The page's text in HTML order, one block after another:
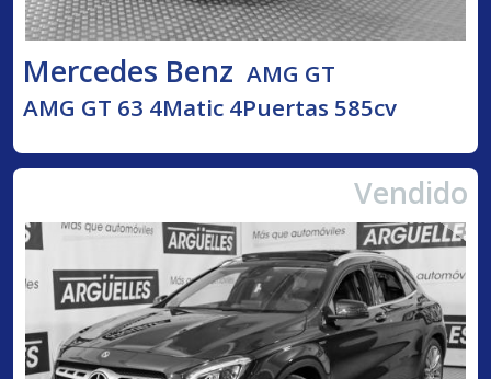
Mercedes Benz AMG GT
AMG GT 63 4Matic 4Puertas 585cv
Vendido